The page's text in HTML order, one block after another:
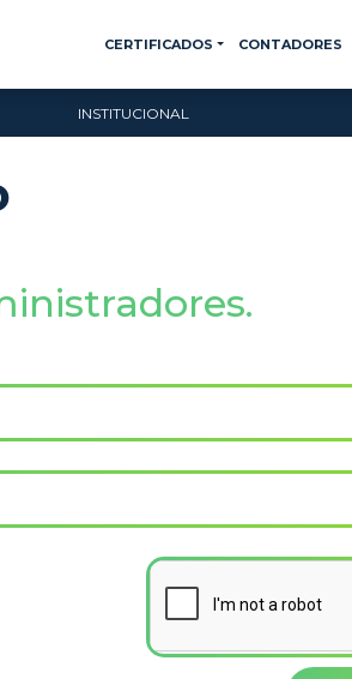
CERTIFICADOS CONTADORES
INSTITUCIONAL